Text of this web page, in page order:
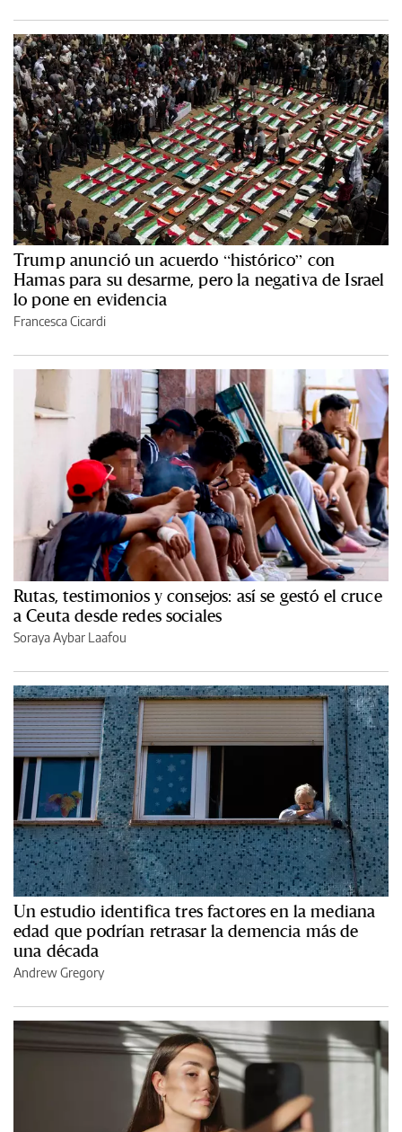
Trump anunció un acuerdo “histórico” con
Hamas para su desarme, pero la negativa de Israel
lo pone en evidencia
Francesca Cicardi
Rutas, testimonios y consejos: así se gestó el cruce
a Ceuta desde redes sociales
Soraya Aybar Laafou
Un estudio identifica tres factores en la mediana
edad que podrían retrasar la demencia más de
una década
Andrew Gregory